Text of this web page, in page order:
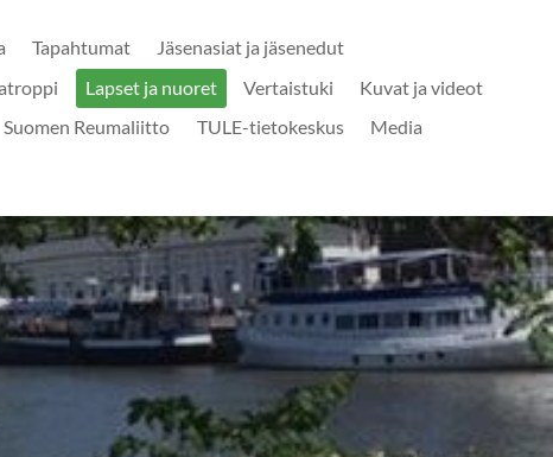
Tapahtumat
Jäsenasiat ja jäsenedut
Lapset ja nuoret Vertaistuki
Kuvat ja videot
Suomen Reumaliitto TULE-tietokeskus
Media